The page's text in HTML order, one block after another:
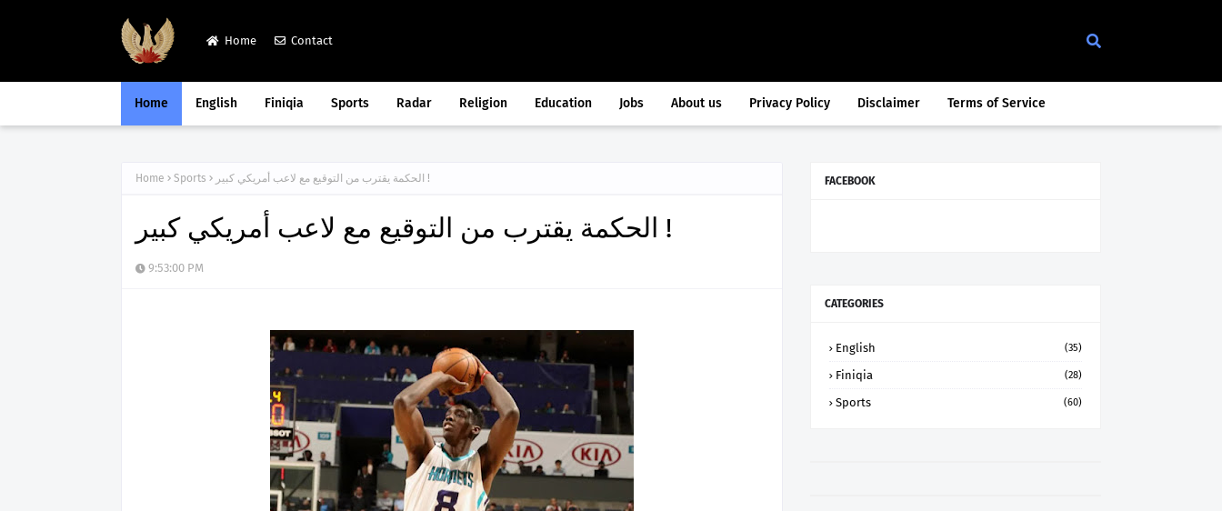
Home Contact
Home English Finiqia Sports Radar Religion Education Jobs About us Privacy Policy Disclaimer Terms of Service
Home Sports الحكمة يقترب من التوقيع مع لاعب أمريكي كبير !
الحكمة يقترب من التوقيع مع لاعب أمريكي كبير !
9:53:00 PM
FACEBOOK
CATEGORIES
English (35)
Finiqia (28)
Sports (60)